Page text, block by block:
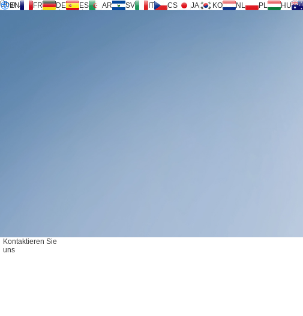
Über uns
Inversilence®-Technologie
EN FR DE ES AR SV IT CS JA KO NL PL HU
Kontaktieren Sie
uns